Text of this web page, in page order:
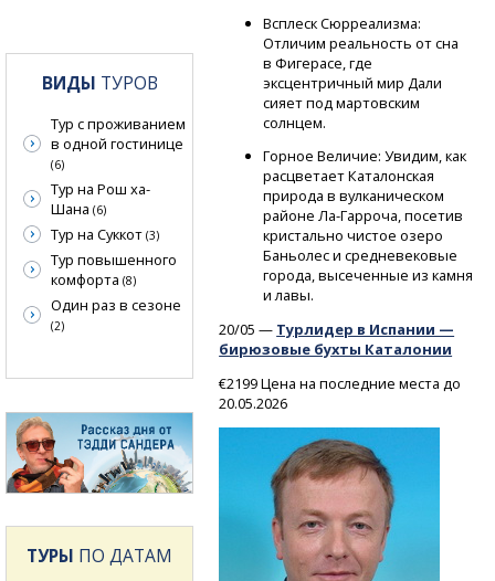
Всплеск Сюрреализма:
Отличим реальность от сна
в Фигерасе, где
эксцентричный мир Дали
сияет под мартовским
солнцем.
Горное Величие: Увидим, как
расцветает Каталонская
природа в вулканическом
районеЛа-Гарроча,посетив
кристально чистое озеро
Баньолес и средневековые
города, высеченные из камня
и лавы.
20/05 — Турлидер в Испании —
бирюзовые бухты Каталонии
€2199 Цена на последние места до
20.05.2026
ВИДЫ ТУРОВ
Тур с проживанием
в одной гостинице
(6)
Тур на Рош ха-
Шана (6)
Тур на Суккот (3)
Тур повышенного
комфорта (8)
Один раз в сезоне
(2)
ТУРЫ ПО ДАТАМ